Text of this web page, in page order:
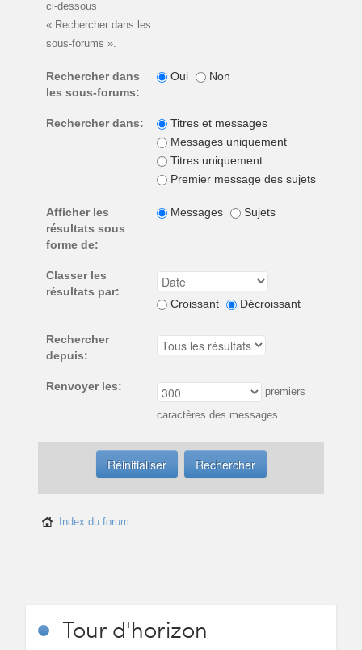
ci-dessous
« Rechercher dans les
sous-forums ».
Rechercher dans
les sous-forums:
Oui Non
Rechercher dans:
Titres et messages
Messages uniquement
Titres uniquement
Premier message des sujets
Afficher les
résultats sous
forme de:
Messages Sujets
Classer les
résultats par:
Croissant
Décroissant
Rechercher
depuis:
Renvoyer les: premiers
caractères des messages
Index du forum
Tourd'horizon